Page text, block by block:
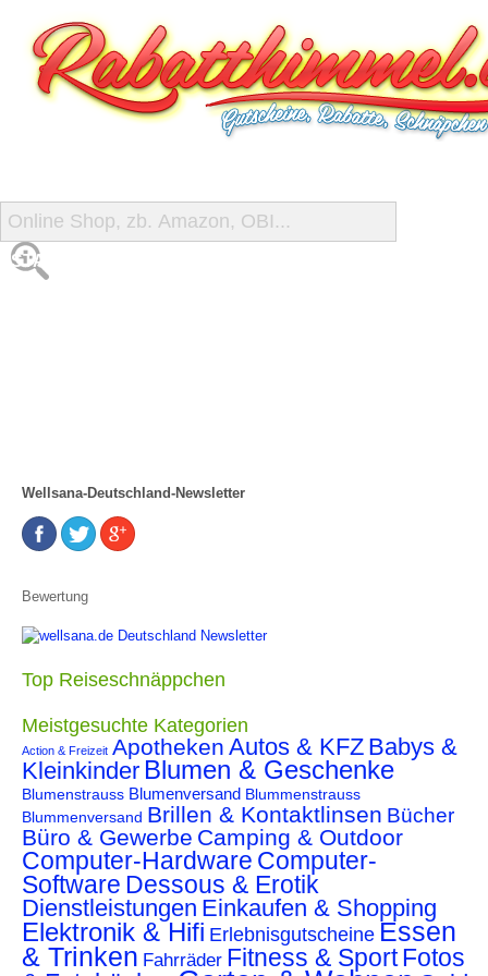
START
Wellsana-Deutschland-Newsletter
Bewertung
Top Reiseschnäppchen
Meistgesuchte Kategorien
Action & Freizeit Apotheken Autos & KFZ Babys &
Kleinkinder Blumen & Geschenke
Blumenstrauss Blumenversand Blummenstrauss
Blummenversand Brillen & Kontaktlinsen Bücher
Büro & Gewerbe Camping & Outdoor
Computer-Hardware Computer-
Software Dessous & Erotik
Dienstleistungen Einkaufen & Shopping
Elektronik & Hifi Erlebnisgutscheine Essen
& Trinken Fahrräder Fitness & SportFotos